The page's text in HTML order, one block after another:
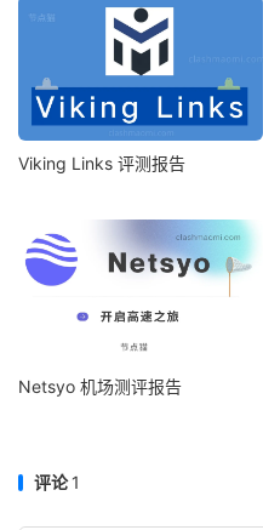
Viking Links 评测报告
Netsyo 机场测评报告
评论1